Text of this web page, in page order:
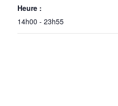
Heure :
14h00 - 23h55